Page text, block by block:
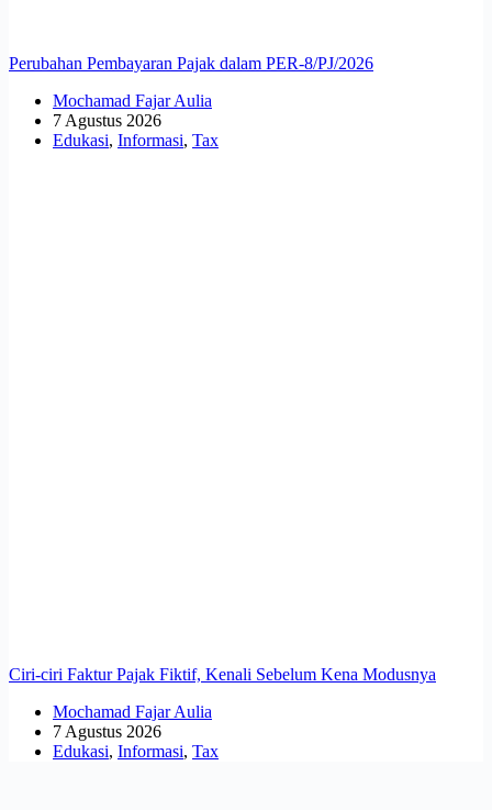
Perubahan Pembayaran Pajak dalam PER-8/PJ/2026
Mochamad Fajar Aulia
7 Agustus 2026
Edukasi, Informasi, Tax
Ciri-ciri Faktur Pajak Fiktif, Kenali Sebelum Kena Modusnya
Mochamad Fajar Aulia
7 Agustus 2026
Edukasi, Informasi, Tax